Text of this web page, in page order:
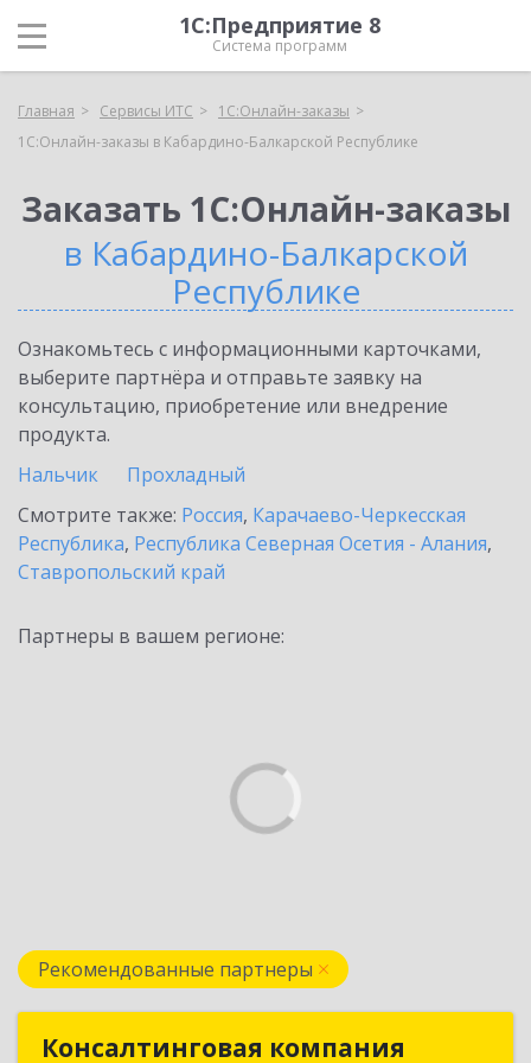
1С:Предприятие 8
Система программ
Главная Сервисы ИТС
1С:Онлайн-заказы
1С:Онлайн-заказы в Кабардино-Балкарской Республике
Заказать 1С:Онлайн-заказы
в Кабардино-Балкарской
Республике
Ознакомьтесь с информационными карточками,
выберите партнёра и отправьте заявку на
консультацию, приобретение или внедрение
продукта.
Нальчик
Прохладный
Смотрите также: Россия, Карачаево-Черкесская
Республика, Республика Северная Осетия - Алания,
Ставропольский край
Партнеры в вашем регионе:
Рекомендованные партнеры
Консалтинговая компания
Консалтинговая компания